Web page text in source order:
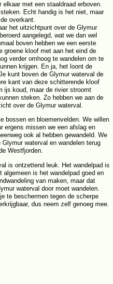
met een staaldraad erboven.
Echt handig is het niet, maar
overkant.
het uitzichtpunt over de Glymur
aangelegd, wat we dan wel
boven hebben we een eerste
groene kloof met aan het eind de
verder omhoog te wandelen om te
krijgen. En ja, het loont de
kunt boven de Glymur waterval de
kant van deze schitterende kloof
ijs koud, maar de rivier stroomt
steken. Zo hebben we aan de
over de Glymur waterval.
bossen en bloemenvelden. We willen
ergens missen we een afslag en
ook al hebben gewandeld. We
waterval en wandelen terug
Westfjorden.
is ontzettend leuk. Het wandelpad is
algemeen is het wandelpad goed en
van maken, maar dat
waterval door moet wandelen.
te beschermen tegen de scherpe
dus neem zelf genoeg mee.